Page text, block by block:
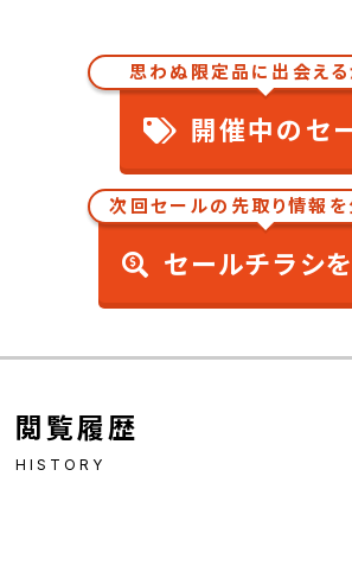
思わぬ限定品に出会える
開催中のセ
次回セールの先取り情報を
セールチラシ
閲覧履歴
HISTORY